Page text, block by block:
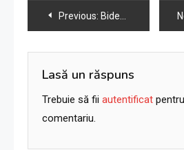
Navigare
în
articole
Previous: Biden: Vize interzise pentru „extremiștii” israelieni care atacă palestinienii în Cisiordania
Lasă un răspuns
Trebuie să fii autentificat
comentariu.